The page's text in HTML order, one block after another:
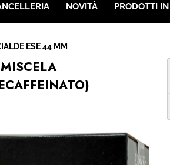
NOVITÀ PRODOTTI
ESE 44 MM